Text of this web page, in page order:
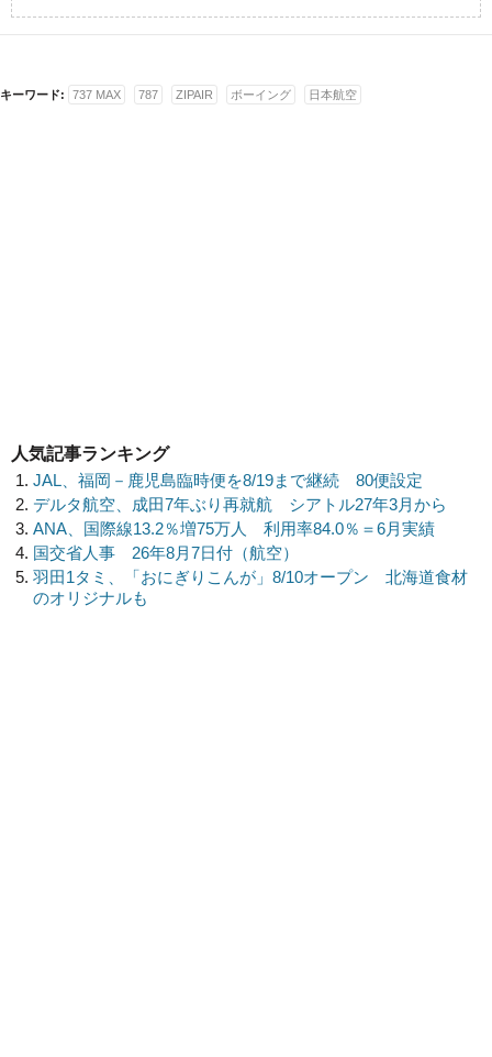
キーワード: 737 MAX 787 ZIPAIR ボーイング 日本航空
人気記事ランキング
JAL、福岡－鹿児島臨時便を8/19まで継続 80便設定
デルタ航空、成田7年ぶり再就航 シアトル27年3月から
ANA、国際線13.2％増75万人 利用率84.0％＝6月実績
国交省人事 26年8月7日付（航空）
羽田1タミ、「おにぎりこんが」8/10オープン 北海道食材
のオリジナルも